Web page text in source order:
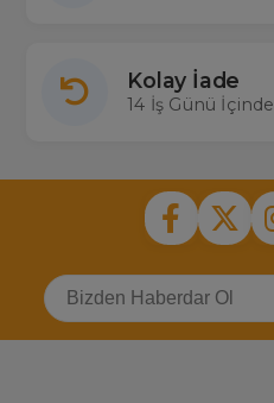
Kolay İade
14 İş Günü İçinde